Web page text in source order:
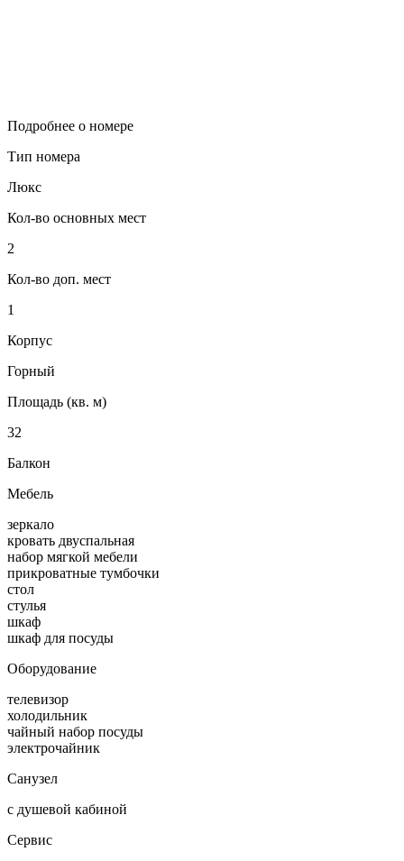
Подробнее о номере
Тип номера
Люкс
Кол-во основных мест
2
Кол-во доп. мест
1
Корпус
Горный
Площадь (кв. м)
32
Балкон
Мебель
зеркало
кровать двуспальная
набор мягкой мебели
прикроватные тумбочки
стол
стулья
шкаф
шкаф для посуды
Оборудование
телевизор
холодильник
чайный набор посуды
электрочайник
Санузел
с душевой кабиной
Сервис